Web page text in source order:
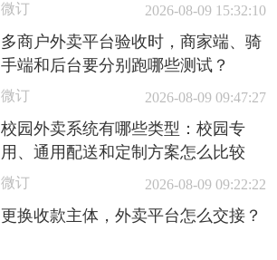
微订 2026-08-09 15:32:10
多商户外卖平台验收时，商家端、骑
手端和后台要分别跑哪些测试？
微订 2026-08-09 09:47:27
校园外卖系统有哪些类型：校园专
用、通用配送和定制方案怎么比较
微订 2026-08-09 09:22:22
更换收款主体，外卖平台怎么交接？